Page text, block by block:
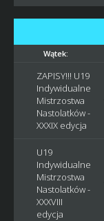
Wątek:
ZAPISY!!! U19
Indywidualne
Mistrzostwa
Nastolatków -
XXXIX edycja
U19
Indywidualne
Mistrzostwa
Nastolatków -
XXXVIII
edycja